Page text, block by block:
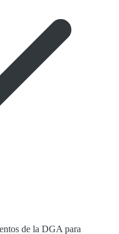
de la DGA para